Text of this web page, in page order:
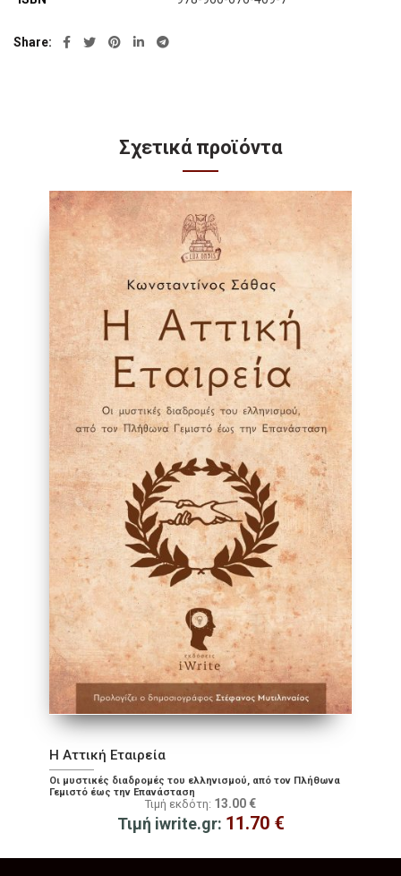
Share
Σχετικά προϊόντα
Η Αττική Εταιρεία
Οι μυστικές διαδρομές του ελληνισμού, από τον Πλήθωνα
Γεμιστό έως την Επανάσταση
Τιμή εκδότη: 13.00 €
Τιμή iwrite.gr: 11.70 €